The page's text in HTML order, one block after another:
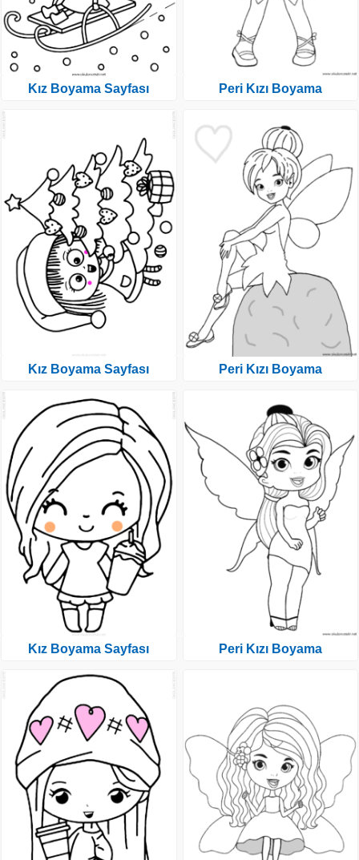
Kız Boyama Sayfası
Kız Boyama Sayfası
Kız Boyama Sayfası
Peri Kızı Boyama
Peri Kızı Boyama
Peri Kızı Boyama